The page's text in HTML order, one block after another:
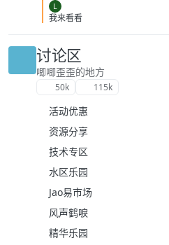
L
我来看看
讨论区
唧唧歪歪的地方
50k 115k
活动优惠
资源分享
技术专区
水区乐园
Jao易市场
风声鹤唳
精华乐园